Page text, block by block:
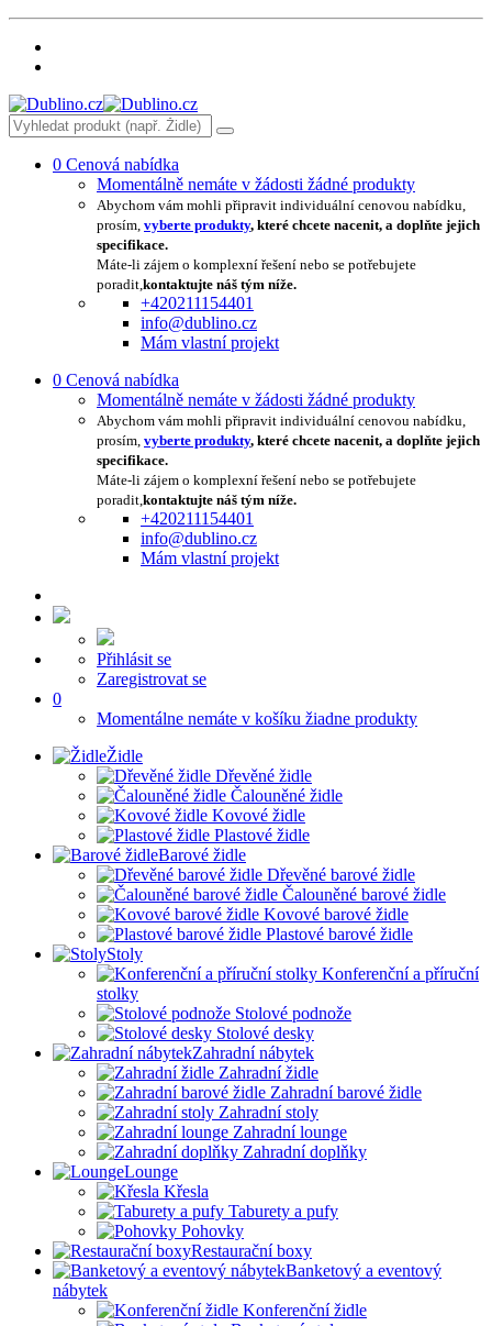
0 Cenová nabídka
Momentálně nemáte v žádosti žádné produkty
Abychom vám mohli připravit individuální cenovou nabídku,
prosím, vyberte produkty, které chcete nacenit, a doplňte jejich
specifikace.
Máte-li zájem o komplexní řešení nebo se potřebujete
poradit,kontaktujte náš tým níže.
+420211154401
info@dublino.cz
Mám vlastní projekt
0 Cenová nabídka
Momentálně nemáte v žádosti žádné produkty
Abychom vám mohli připravit individuální cenovou nabídku,
prosím, vyberte produkty, které chcete nacenit, a doplňte jejich
specifikace.
Máte-li zájem o komplexní řešení nebo se potřebujete
poradit,kontaktujte náš tým níže.
+420211154401
info@dublino.cz
Mám vlastní projekt
Přihlásit se
Zaregistrovat se
0
Momentálne nemáte v košíku žiadne produkty
Židle
Dřevěné židle
Čalouněné židle
Kovové židle
Plastové židle
Barové židle
Dřevěné barové židle
Čalouněné barové židle
Kovové barové židle
Plastové barové židle
Stoly
Konferenční a příruční
stolky
Stolové podnože
Stolové desky
Zahradní nábytek
Zahradní židle
Zahradní barové židle
Zahradní stoly
Zahradní lounge
Zahradní doplňky
Lounge
Křesla
Taburety a pufy
Pohovky
Restaurační boxy
Banketový a eventový
nábytek
Konferenční židle